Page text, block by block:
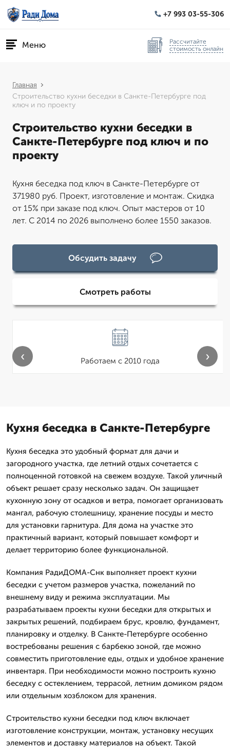
+7 993 03-55-306
Меню
Рассчитайте
стоимость онлайн
Главная
Строительство кухни беседки в Санкте-Петербурге под
ключ и по проекту
Строительство кухни беседки в
Санкте-Петербурге под ключ и по
проекту
Кухня беседка под ключ в Санкте-Петербурге от
371980 руб. Проект, изготовление и монтаж. Скидка
от 15% при заказе под ключ. Опыт мастеров от 10
лет. С 2014 по 2026 выполнено более 1550 заказов.
Обсудить задачу
Смотреть работы
Работаем с 2010 года
‹ ›
Кухня беседка в Санкте-Петербурге
Кухня беседка это удобный формат для дачи и
загородного участка, где летний отдых сочетается с
полноценной готовкой на свежем воздухе. Такой уличный
объект решает сразу несколько задач. Он защищает
кухонную зону от осадков и ветра, помогает организовать
мангал, рабочую столешницу, хранение посуды и место
для установки гарнитура. Для дома на участке это
практичный вариант, который повышает комфорт и
делает территорию более функциональной.
Компания РадиДОМА-Снк выполняет проект кухни
беседки с учетом размеров участка, пожеланий по
внешнему виду и режима эксплуатации. Мы
разрабатываем проекты кухни беседки для открытых и
закрытых решений, подбираем брус, кровлю, фундамент,
планировку и отделку. В Санкте-Петербурге особенно
востребованы решения с барбекю зоной, где можно
совместить приготовление еды, отдых и удобное хранение
инвентаря. При необходимости можно построить кухню
беседку с остеклением, террасой, летним домиком рядом
или отдельным хозблоком для хранения.
Строительство кухни беседки под ключ включает
изготовление конструкции, монтаж, установку несущих
элементов и доставку материалов на объект. Такой